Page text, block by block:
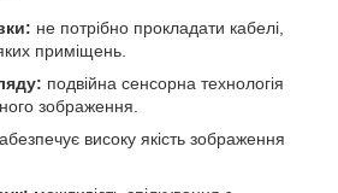
не потрібно прокладати кабелі,
приміщень.
подвійна сенсорна технологія
зображення.
високу якість зображення